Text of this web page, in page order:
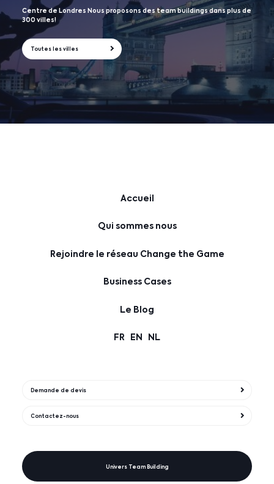
Centre de Londres Nous proposons des team buildings dans plus de
300 villes!
Toutes les villes
Accueil
Qui sommes nous
Rejoindre le réseau Change the Game
Business Cases
Le Blog
FR EN NL
Demande de devis
Contactez-nous
Univers Team Building